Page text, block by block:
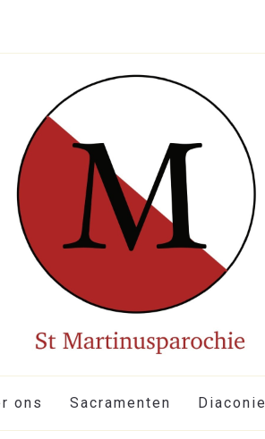
ons Sacramenten Diaconie